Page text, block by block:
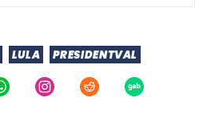
LULA PRESIDENTVAL